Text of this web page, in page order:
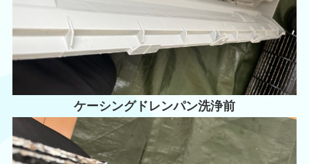
ケーシングドレンパン洗浄前